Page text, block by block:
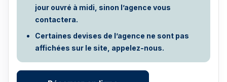
jour ouvré à midi, sinon l’agence vous
contactera.
Certaines devises de l’agence ne sont pas
affichées sur le site, appelez-nous.